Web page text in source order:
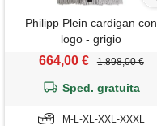
Philipp Plein cardigan con
logo - grigio
664,00 € 1.898,00 €
Sped. gratuita
M-L-XL-XXL-XXXL